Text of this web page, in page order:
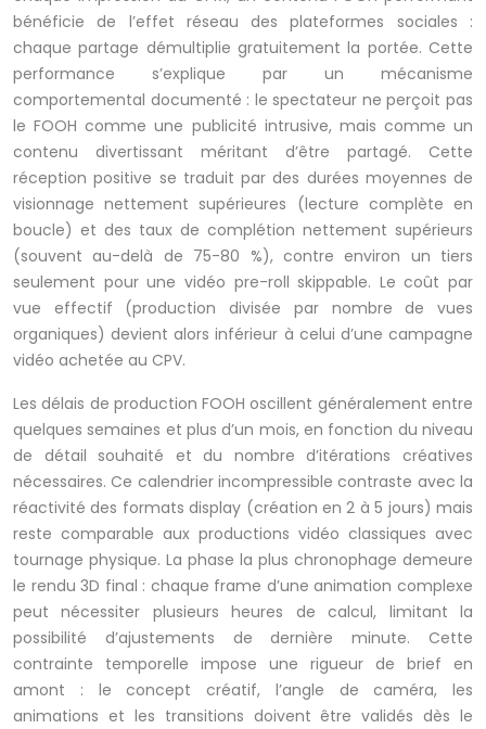
bénéficie de l’effet réseau des plateformes sociales :
chaque partage démultiplie gratuitement la portée. Cette
performance s’explique par un mécanisme
comportemental documenté : le spectateur ne perçoit pas
le FOOH comme une publicité intrusive, mais comme un
contenu divertissant méritant d’être partagé. Cette
réception positive se traduit par des durées moyennes de
visionnage nettement supérieures (lecture complète en
boucle) et des taux de complétion nettement supérieurs
(souvent au-delà de 75-80 %), contre environ un tiers
seulement pour une vidéo pre-roll skippable. Le coût par
vue effectif (production divisée par nombre de vues
organiques) devient alors inférieur à celui d’une campagne
vidéo achetée au CPV.
Les délais de production FOOH oscillent généralement entre
quelques semaines et plus d’un mois, en fonction du niveau
de détail souhaité et du nombre d’itérations créatives
nécessaires. Ce calendrier incompressible contraste avec la
réactivité des formats display (création en 2 à 5 jours) mais
reste comparable aux productions vidéo classiques avec
tournage physique. La phase la plus chronophage demeure
le rendu 3D final : chaque frame d’une animation complexe
peut nécessiter plusieurs heures de calcul, limitant la
possibilité d’ajustements de dernière minute. Cette
contrainte temporelle impose une rigueur de brief en
amont : le concept créatif, l’angle de caméra, les
animations et les transitions doivent être validés dès le